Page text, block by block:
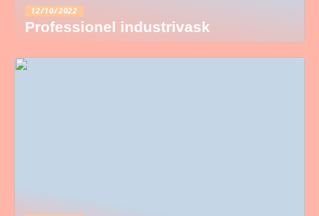
12/10/2022
Professionel industrivask